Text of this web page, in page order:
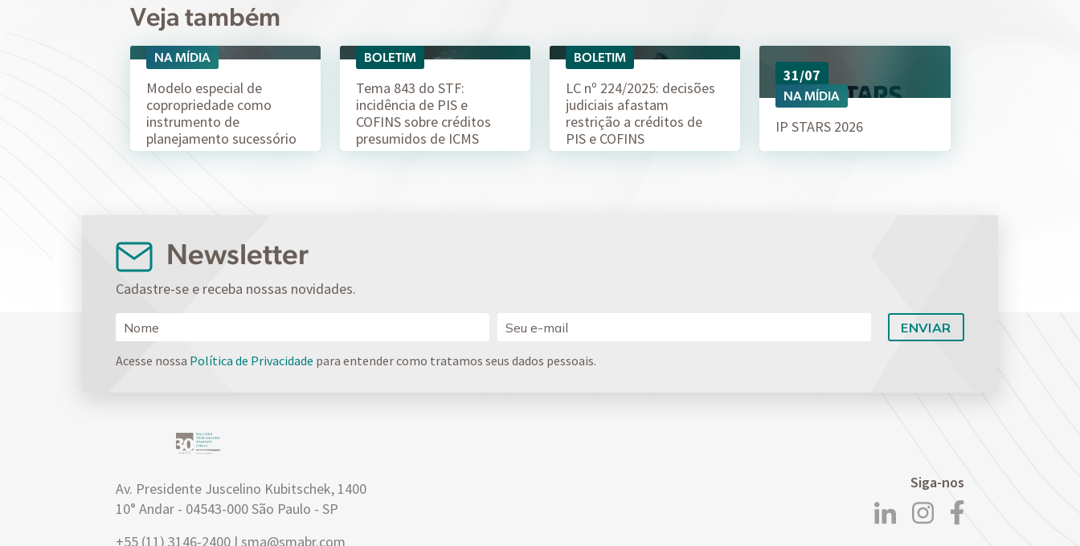
Veja também
06/08
NA MÍDIA
Modelo especial de
copropriedade como
instrumento de
planejamento sucessório
04/08
BOLETIM
Tema 843 do STF:
incidência de PIS e
COFINS sobre créditos
presumidos de ICMS
04/08
BOLETIM
LC nº 224/2025: decisões
judiciais afastam
restrição a créditos de
PIS e COFINS
31/07
NA MÍDIA
IP STARS 2026
Newsletter
Cadastre-se e receba nossas novidades.
Acesse nossa Política de Privacidade para entender como tratamos seus dados pessoais.
Av. Presidente Juscelino Kubitschek, 1400
10° Andar - 04543-000 São Paulo - SP
+55 (11) 3146-2400 | sma@smabr.com
Siga-nos